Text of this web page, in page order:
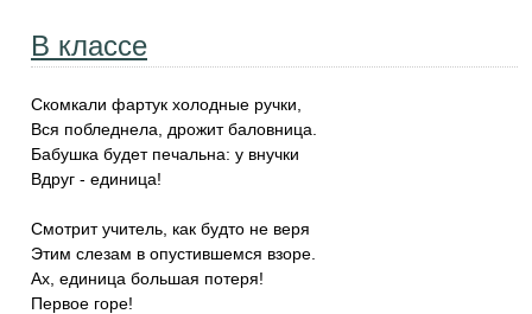
В классе
Скомкали фартук холодные ручки,
Вся побледнела, дрожит баловница.
Бабушка будет печальна: у внучки
Вдруг - единица!
Смотрит учитель, как будто не веря
Этим слезам в опустившемся взоре.
Ах, единица большая потеря!
Первое горе!